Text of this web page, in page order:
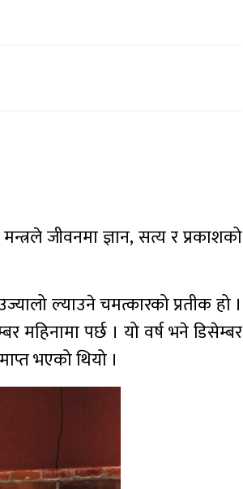
जीवनमा ज्ञान, सत्य र प्रकाशको
ल्याउने चमत्कारको प्रतीक हो ।
महिनामा पर्छ । यो वर्ष भने डिसेम्बर
भएको थियो ।